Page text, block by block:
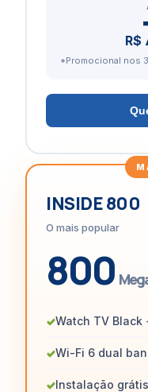
R$
*Promocional nos
INSIDE 800
O mais popular
800
✓Watch TV Black
✓Wi-Fi 6 dual
✓Instalação grátis